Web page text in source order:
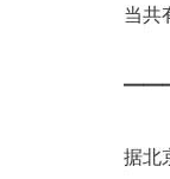
当共
据北